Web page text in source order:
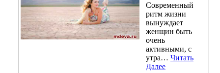
Современный
ритм жизни
вынуждает
женщин быть
очень
активными, с
утра… Читать
Далее